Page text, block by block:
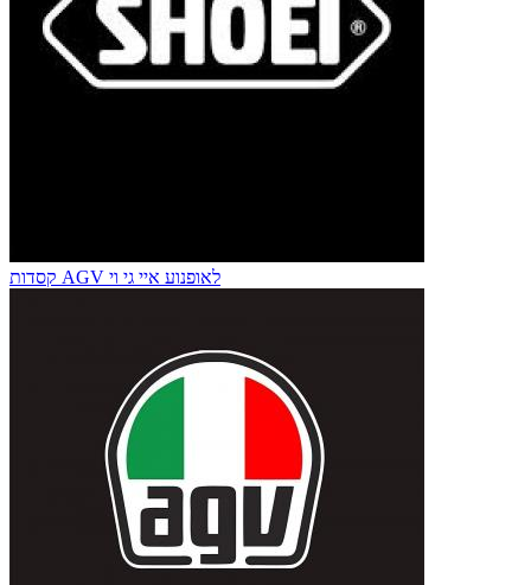
קסדות AGV לאופנוע איי גי וי